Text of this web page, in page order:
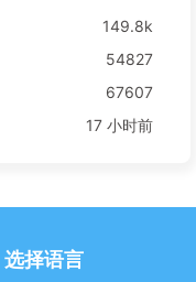
149.8k
54827
67607
17 小时前
选择语言